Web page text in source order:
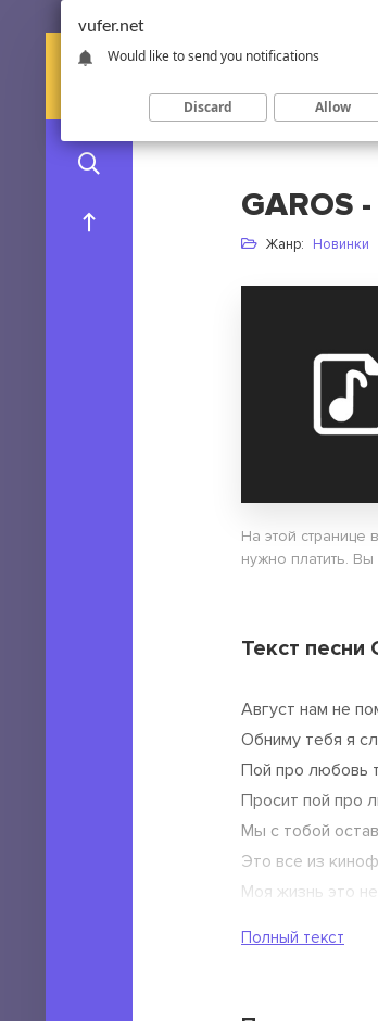
GAROS
Жанр: Новинки
На этой странице
нужно платить.
Текст песни
Август нам не
Обниму тебя я
Пой про любовь
Просит пой про
Мы с тобой
Это все из
Моя жизнь это
Полный текст
vufer.net
Would like to send you notifications
Discard Allow